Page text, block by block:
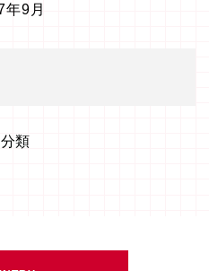
年9月
類